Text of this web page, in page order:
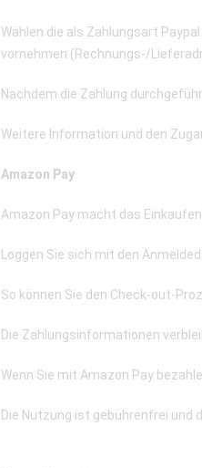
Wählen die als Zahlungsart
vornehmen (Rechnungs-/
Nachdem die Zahlung
Weitere Information und den
Amazon Pay
Amazon Pay macht das
Loggen Sie sich mit den
So können Sie den Check-out-
Die Zahlungsinformationen
Wenn Sie mit Amazon Pay
Die Nutzung ist gebührenfrei und